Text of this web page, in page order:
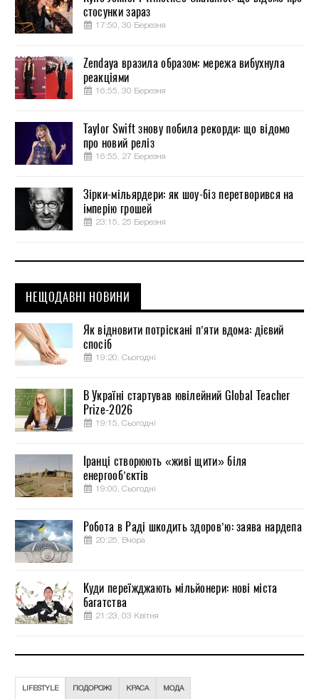
стосунки зараз
17:50, 30 Березня
Zendaya вразила образом: мережа вибухнула
реакціями
16:55, 30 Березня
Taylor Swift знову побила рекорди: що відомо
про новий реліз
16:55, 27 Березня
Зірки-мільярдери: як шоу-біз перетворився на
імперію грошей
23:15, 25 Березня
НЕЩОДАВНІ НОВИНИ
Як відновити потріскані п’яти вдома: дієвий
спосіб
19:20, Сьогодні
В Україні стартував ювілейний Global Teacher
Prize-2026
19:15, Сьогодні
Іранці створюють «живі щити» біля
енергооб’єктів
19:00, Сьогодні
Робота в Раді шкодить здоров’ю: заява нардепа
20:25, Вчора
Куди переїжджають мільйонери: нові міста
багатства
21:23, 03 Квітня
LIFESTYLE ПОДОРОЖІ КРАСА МОДА